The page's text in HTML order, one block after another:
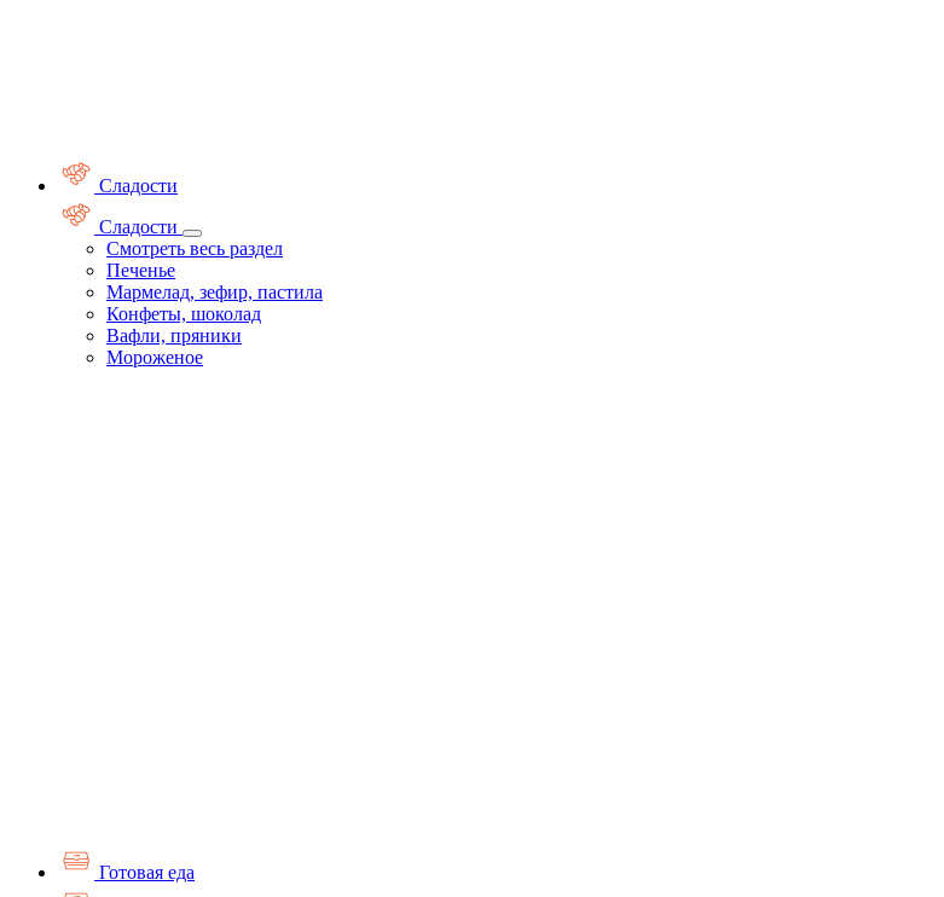
Сладости
Сладости
Смотреть весь раздел
Печенье
Мармелад, зефир, пастила
Конфеты, шоколад
Вафли, пряники
Мороженое
Готовая еда